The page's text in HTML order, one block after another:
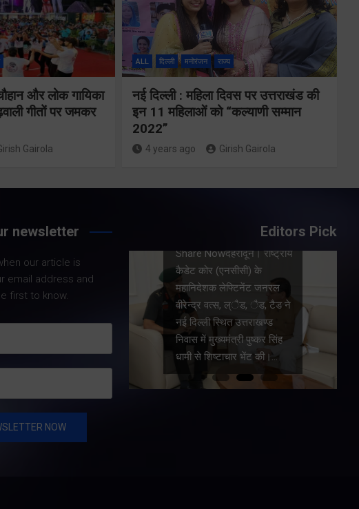
और लोक गायिका
गीतों पर जमकर
Gairola
ALL दिल्ली मनोरंजन राज्य
नई दिल्ली : महिला दिवस पर उत्तराखंड की
इन 11 महिलाओं को “कल्याणी सम्मान
2022”
4 years ago Girish Gairola
newsletter
our article is
email address and
first to know.
Editors Pick
मुख्यमंत्री से
महानिदेशक
एनसीसी ने की
शिष्टाचार भेंट
नई दिल्ली स्थित उत्तराखण्ड
धामी से शिष्टाचार भेंट की।…
24×7 अलर्ट मोड
मुख्य सचिव
Share Nowदेहरादून। मुख्य
सचिव आनंद बर्द्धन ने गुरुवार को
राज्य आपातकालीन परिचालन
केंद्र पहुंचकर प्रदेश में लगातार
हो रही वर्षा तथा बारिश के कारण
उत्पन्न स्थिति की विस्तृत समीक्षा
की।…